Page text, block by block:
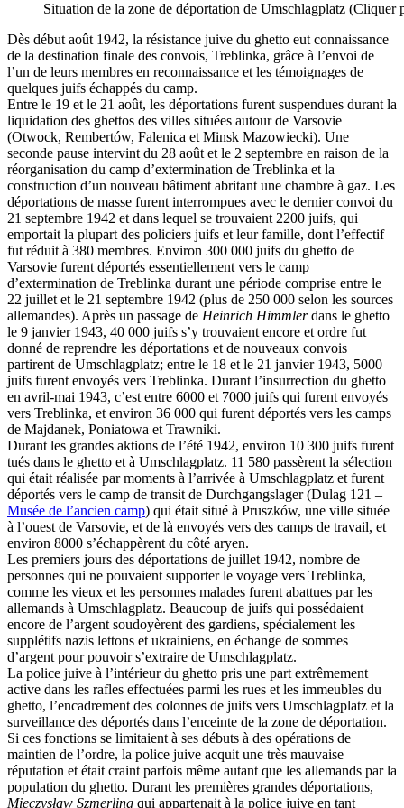
Situation de la zone de déportation de Umschlagplatz (Cliquer
Dès début août 1942, la résistance juive du ghetto eut connaissance
de la destination finale des convois, Treblinka, grâce à l’envoi de
l’un de leurs membres en reconnaissance et les témoignages de
quelques juifs échappés du camp.
Entre le 19 et le 21 août, les déportations furent suspendues durant la
liquidation des ghettos des villes situées autour de Varsovie
(Otwock, Rembertów, Falenica et Minsk Mazowiecki). Une
seconde pause intervint du 28 août et le 2 septembre en raison de la
réorganisation du camp d’extermination de Treblinka et la
construction d’un nouveau bâtiment abritant une chambre à gaz. Les
déportations de masse furent interrompues avec le dernier convoi du
21 septembre 1942 et dans lequel se trouvaient 2200 juifs, qui
emportait la plupart des policiers juifs et leur famille, dont l’effectif
fut réduit à 380 membres. Environ 300 000 juifs du ghetto de
Varsovie furent déportés essentiellement vers le camp
d’extermination de Treblinka durant une période comprise entre le
22 juillet et le 21 septembre 1942 (plus de 250 000 selon les sources
allemandes). Après un passage de Heinrich Himmlerdans le ghetto
le 9 janvier 1943, 40 000 juifs s’y trouvaient encore et ordre fut
donné de reprendre les déportations et de nouveaux convois
partirent de Umschlagplatz; entre le 18 et le 21 janvier 1943, 5000
juifs furent envoyés vers Treblinka. Durant l’insurrection du ghetto
en avril-mai 1943, c’est entre 6000 et 7000 juifs qui furent envoyés
vers Treblinka, et environ 36 000 qui furent déportés vers les camps
de Majdanek, Poniatowa et Trawniki.
Durant les grandes aktions de l’été 1942, environ 10 300 juifs furent
tués dans le ghetto et à Umschlagplatz. 11 580 passèrent la sélection
qui était réalisée par moments à l’arrivée à Umschlagplatz et furent
déportés vers le camp de transit de Durchgangslager (Dulag 121 –
Musée de l’ancien camp) qui était situé à Pruszków, une ville située
à l’ouest de Varsovie, et de là envoyés vers des camps de travail, et
environ 8000 s’échappèrent du côté aryen.
Les premiers jours des déportations de juillet 1942, nombre de
personnes qui ne pouvaient supporter le voyage vers Treblinka,
comme les vieux et les personnes malades furent abattues par les
allemands à Umschlagplatz. Beaucoup de juifs qui possédaient
encore de l’argent soudoyèrent des gardiens, spécialement les
supplétifs nazis lettons et ukrainiens, en échange de sommes
d’argent pour pouvoir s’extraire de Umschlagplatz.
La police juive à l’intérieur du ghetto pris une part extrêmement
active dans les rafles effectuées parmi les rues et les immeubles du
ghetto, l’encadrement des colonnes de juifs vers Umschlagplatz et la
surveillance des déportés dans l’enceinte de la zone de déportation.
Si ces fonctions se limitaient à ses débuts à des opérations de
maintien de l’ordre, la police juive acquit une très mauvaise
réputation et était craint parfois même autant que les allemands par la
population du ghetto. Durant les premières grandes déportations,
Mieczysław Szmerling qui appartenait à la police juive en tant